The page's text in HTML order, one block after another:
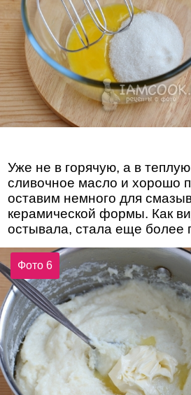
Уже не в горячую, а в
сливочное масло и хорошо
оставим немного для
керамической формы. Как
остывала, стала еще более
Фото 6